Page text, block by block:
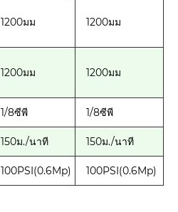
1200มม 1200มม
1200มม 1200มม
1/8ซีพี 1/8ซีพี
150ม./นาที 150ม./นาที
100PSI(0.6Mp) 100PSI(0.6Mp)